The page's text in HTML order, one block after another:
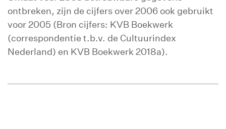
ontbreken, zijn de cijfers over 2006 ook gebruikt
voor 2005 (Bron cijfers: KVB Boekwerk
(correspondentie t.b.v. de Cultuurindex
Nederland) en KVB Boekwerk 2018a).